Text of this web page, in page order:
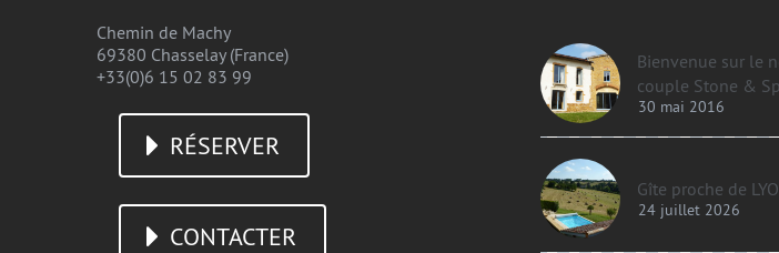
Chemin de Machy
69380 Chasselay (France)
+33(0)6 15 02 83 99
RÉSERVER
CONTACTER
Bienvenue sur le
couple Stone &
30 mai 2016
Gîte proche de
24 juillet 2026